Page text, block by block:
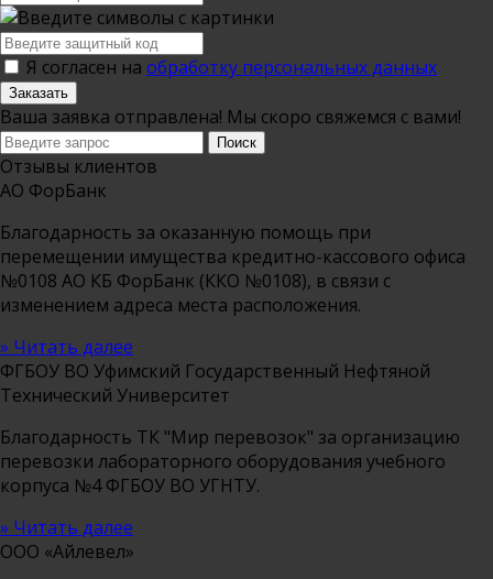
Я согласен на обработку персональных данных
Заказать
Ваша заявка отправлена! Мы скоро свяжемся с вами!
Отзывы клиентов
АО ФорБанк
Благодарность за оказанную помощь при
перемещении имущества кредитно-кассового офиса
№0108 АО КБ ФорБанк (ККО №0108), в связи с
изменением адреса места расположения.
» Читать далее
ФГБОУ ВО Уфимский Государственный Нефтяной
Технический Университет
Благодарность ТК "Мир перевозок" за организацию
перевозки лабораторного оборудования учебного
корпуса №4 ФГБОУ ВО УГНТУ.
» Читать далее
ООО «Айлевел»